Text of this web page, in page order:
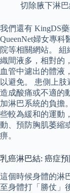
切除腋下淋巴
我們還有 KingDS
QueenNet婦女專科
院等相關網站。
織間液多，相對的
血管中濾出的體液
以避免。 患側上
造成酸痛或不適的
加淋巴系統的負擔
些較為緩和的運動
動、預防胸肌萎縮
痹。
乳癌淋巴結: 癌症
這個時候身體的淋
至身體打「勝仗」